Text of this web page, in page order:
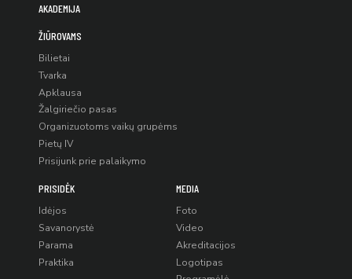
AKADEMIJA
ŽIŪROVAMS
Bilietai
Tvarka
Apklausa
Žalgiriečio pasas
Organizuotoms vaikų grupėms
Pietų IV
Prisijunk prie palaikymo
PRISIDĖK
Idėjos
Savanorystė
Parama
Praktika
MEDIA
Foto
Video
Akreditacijos
Logotipas